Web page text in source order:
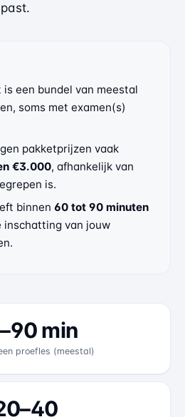
is een bundel van meestal
soms met examen(s)
pakketprijzen vaak
€3.000, afhankelijk van
is.
binnen 60 tot 90 minuten
inschatting van jouw
min
proefles (meestal)